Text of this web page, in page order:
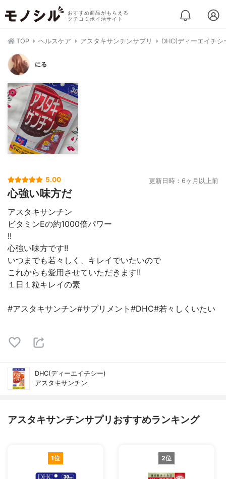
おすすめ商品がもらえる
クチコミポイ活サイト
TOP ヘルスケア アスタキサンチンサプリ DHC(ディーエイチ
にる
5.00 更新日時：6ヶ月以上前
心強い味方だ
アスタキサンチン
ビタミンEの約1000倍パワー
!!
心強い味方です!!
いつまでも若々しく、キレイでいたいので
これからも愛用させていただきます!!
１日１粒キレイの素
#アスタキサンチン#サプリメント#DHC#若々しくいたい
DHC(ディーエイチシー)
アスタキサンチン
アスタキサンチンサプリおすすめランキング
1位 2位